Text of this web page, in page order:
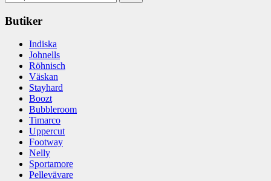
efter:
Butiker
Indiska
Johnells
Röhnisch
Väskan
Stayhard
Boozt
Bubbleroom
Timarco
Uppercut
Footway
Nelly
Sportamore
Pellevävare